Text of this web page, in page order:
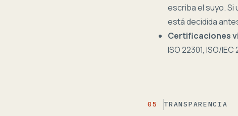
escriba el suyo.
está decidida
Certificaciones
ISO 22301, ISO/
05 TRANSPARENCIA